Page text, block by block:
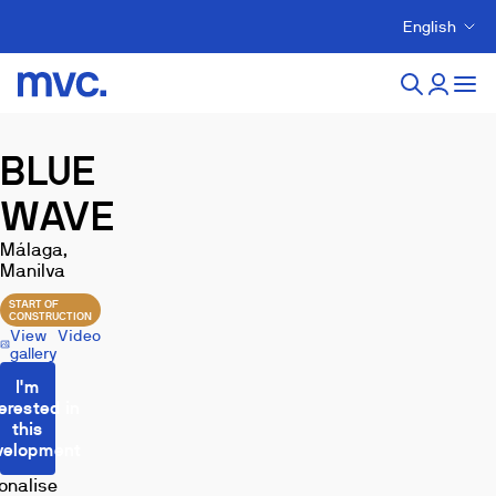
English
BLUE
WAVE
Málaga,
Manilva
START OF
CONSTRUCTION
View
gallery
Video
I'm
in
this